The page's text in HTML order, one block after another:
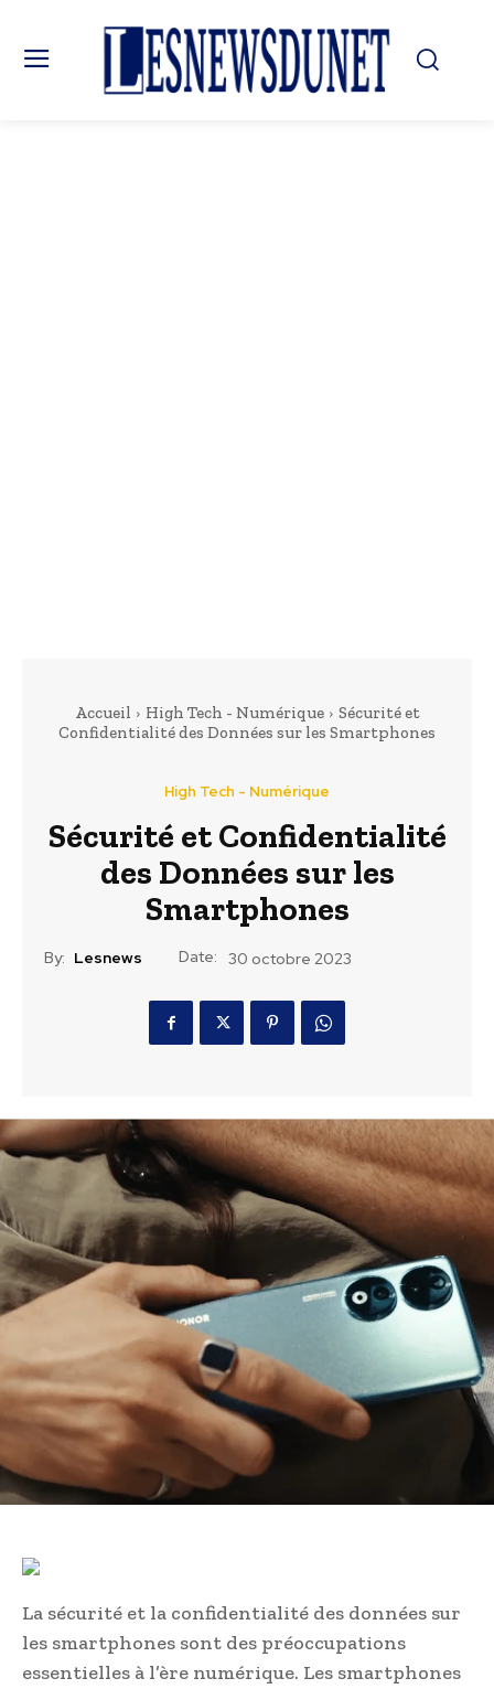
Accueil High Tech - Numérique
Sécurité et
Confidentialité des Données sur les Smartphones
High Tech - Numérique
Sécurité et Confidentialité
des Données sur les
Smartphones
By: Lesnews Date: 30 octobre 2023
La sécurité et la confidentialité des données sur
les smartphones sont des préoccupations
essentielles à l’ère numérique. Les smartphones